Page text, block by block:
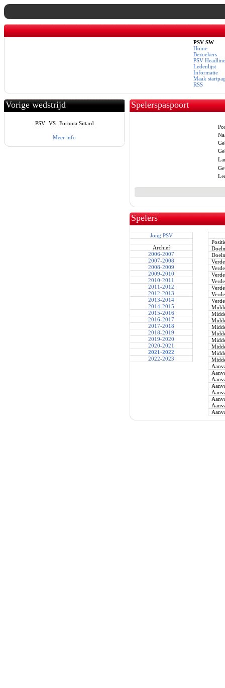
PSV SW
Home
Bezoekers
PSV
Ledenlijst
Informatie
Maak
RSS
Vorige wedstrijd
PSV VS Fortuna Sittard
Meer info
Spelerspaspoort
Spelers
Jong PSV
Archief
2006-2007
2007-2008
2008-2009
2009-2010
2010-2011
2011-2012
2012-2013
2013-2014
2014-2015
2015-2016
2016-2017
2017-2018
2018-2019
2019-2020
2020-2021
2021-2022
2022-2023